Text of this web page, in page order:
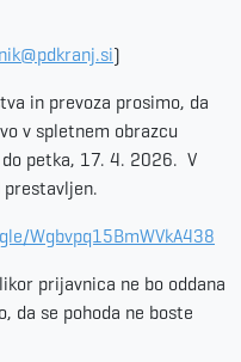
)
in prevoza prosimo, da
v spletnem obrazcu
petka, 17. 4. 2026. V
prestavljen.
Wgbvpq15BmWVkA438
prijavnica ne bo oddana
da se pohoda ne boste